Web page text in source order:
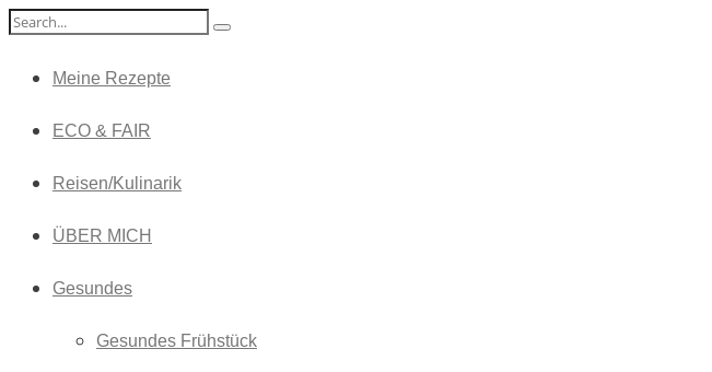
Meine Rezepte
ECO & FAIR
Reisen/Kulinarik
ÜBER MICH
Gesundes
Gesundes Frühstück